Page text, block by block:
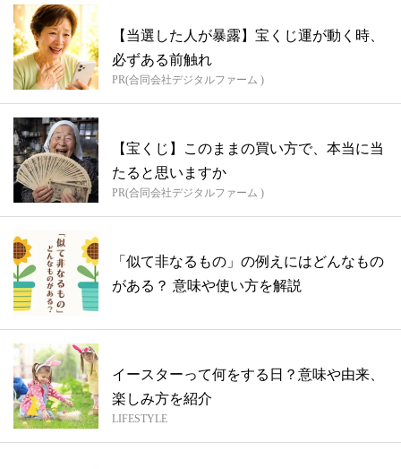
【当選した人が暴露】宝くじ運が動く時、
必ずある前触れ
PR(合同会社デジタルファーム )
【宝くじ】このままの買い方で、本当に当
たると思いますか
PR(合同会社デジタルファーム )
「似て非なるもの」の例えにはどんなもの
がある？ 意味や使い方を解説
イースターって何をする日？意味や由来、
楽しみ方を紹介
LIFESTYLE